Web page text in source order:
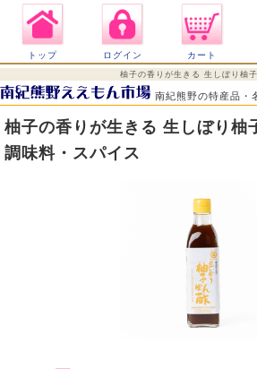
トップ ログイン カート
柚子の香りが生きる 生しぼり柚
南紀熊野の特産品・
柚子の香りが生きる 生しぼり柚
調味料・スパイス